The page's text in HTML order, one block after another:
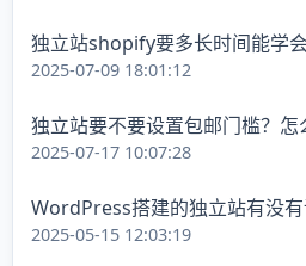
独立站shopify要多长时间能学会
2025-07-09 18:01:12
独立站要不要设置包邮门槛？怎
2025-07-17 10:07:28
WordPress搭建的独立站有没有
2025-05-15 12:03:19